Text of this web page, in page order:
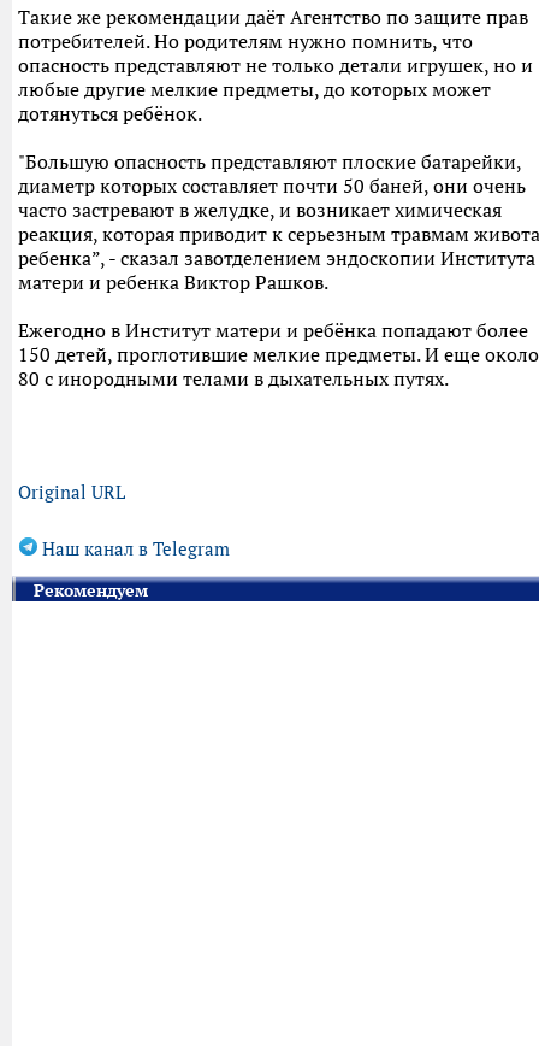
Такие же рекомендации даёт Агентство по защите прав
потребителей. Но родителям нужно помнить, что
опасность представляют не только детали игрушек, но и
любые другие мелкие предметы, до которых может
дотянуться ребёнок.
"Большую опасность представляют плоские батарейки,
диаметр которых составляет почти 50 баней, они очень
часто застревают в желудке, и возникает химическая
реакция, которая приводит к серьезным травмам живота
ребенка”, - сказал завотделением эндоскопии Института
матери и ребенка Виктор Рашков.
Ежегодно в Институт матери и ребёнка попадают более
150 детей, проглотившие мелкие предметы. И еще около
80 с инородными телами в дыхательных путях.
Original URL
Наш канал в Telegram
Рекомендуем